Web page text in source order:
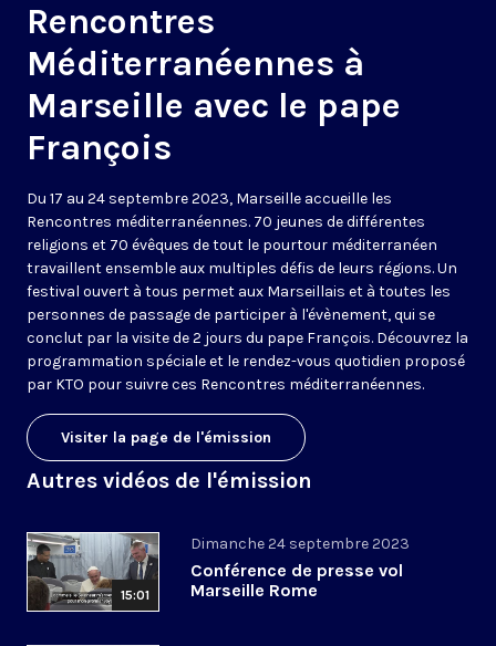
Rencontres
Méditerranéennes à
Marseille avec le pape
François
Du 17 au 24 septembre 2023, Marseille accueille les
Rencontres méditerranéennes. 70 jeunes de différentes
religions et 70 évêques de tout le pourtour méditerranéen
travaillent ensemble aux multiples défis de leurs régions. Un
festival ouvert à tous permet aux Marseillais et à toutes les
personnes de passage de participer à l'évènement, qui se
conclut par la visite de 2 jours du pape François. Découvrez la
programmation spéciale et le rendez-vous quotidien proposé
par KTO pour suivre ces Rencontres méditerranéennes.
Visiter la page de l'émission
Autres vidéos de l'émission
15:01
Dimanche 24 septembre 2023
Conférence de presse vol
Marseille Rome